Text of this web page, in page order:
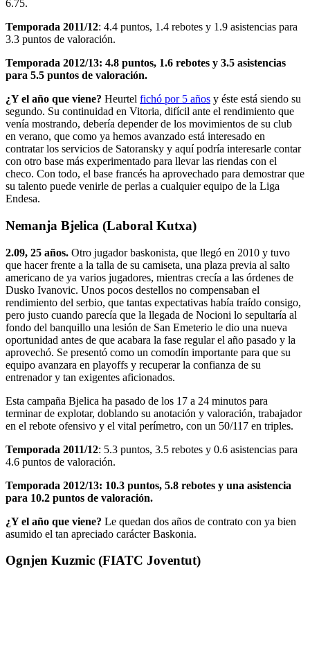
6.75.
Temporada 2011/12: 4.4 puntos, 1.4 rebotes y 1.9 asistencias para
3.3 puntos de valoración.
Temporada 2012/13: 4.8 puntos, 1.6 rebotes y 3.5 asistencias
para 5.5 puntos de valoración.
¿Y el año que viene? Heurtel fichó por 5 años y éste está siendo su
segundo. Su continuidad en Vitoria, difícil ante el rendimiento que
venía mostrando, debería depender de los movimientos de su club
en verano, que como ya hemos avanzado está interesado en
contratar los servicios de Satoransky y aquí podría interesarle contar
con otro base más experimentado para llevar las riendas con el
checo. Con todo, el base francés ha aprovechado para demostrar que
su talento puede venirle de perlas a cualquier equipo de la Liga
Endesa.
Nemanja Bjelica (Laboral Kutxa)
2.09, 25 años. Otro jugador baskonista, que llegó en 2010 y tuvo
que hacer frente a la talla de su camiseta, una plaza previa al salto
americano de ya varios jugadores, mientras crecía a las órdenes de
Dusko Ivanovic. Unos pocos destellos no compensaban el
rendimiento del serbio, que tantas expectativas había traído consigo,
pero justo cuando parecía que la llegada de Nocioni lo sepultaría al
fondo del banquillo una lesión de San Emeterio le dio una nueva
oportunidad antes de que acabara la fase regular el año pasado y la
aprovechó. Se presentó como un comodín importante para que su
equipo avanzara en playoffs y recuperar la confianza de su
entrenador y tan exigentes aficionados.
Esta campaña Bjelica ha pasado de los 17 a 24 minutos para
terminar de explotar, doblando su anotación y valoración, trabajador
en el rebote ofensivo y el vital perímetro, con un 50/117 en triples.
Temporada 2011/12: 5.3 puntos, 3.5 rebotes y 0.6 asistencias para
4.6 puntos de valoración.
Temporada 2012/13: 10.3 puntos, 5.8 rebotes y una asistencia
para 10.2 puntos de valoración.
¿Y el año que viene? Le quedan dos años de contrato con ya bien
asumido el tan apreciado carácter Baskonia.
Ognjen Kuzmic (FIATC Joventut)